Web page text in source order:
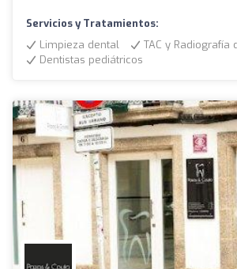
Servicios y Tratamientos:
Limpieza dental
TAC y Radiografía
Dentistas pediátricos